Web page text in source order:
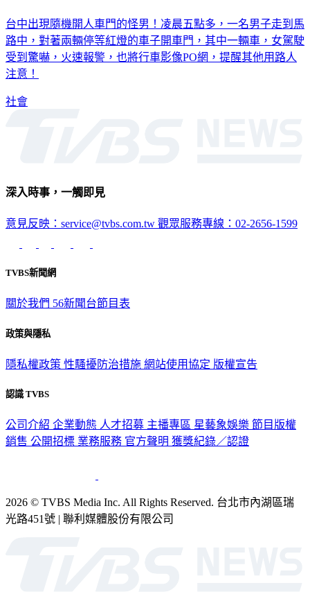
台中出現隨機開人車門的怪男！凌晨五點多，一名男子走到馬
路中，對著兩輛停等紅燈的車子開車門，其中一輛車，女駕駛
受到驚嚇，火速報警，也將行車影像PO網，提醒其他用路人
注意！
社會
深入時事，一觸即見
意見反映：service@tvbs.com.tw 觀眾服務專線：02-2656-1599
TVBS新聞網
關於我們 56新聞台節目表
政策與隱私
隱私權政策 性騷擾防治措施 網站使用協定 版權宣告
認識 TVBS
公司介紹 企業動態 人才招募 主播專區 星藝象娛樂 節目版權
銷售 公開招標 業務服務 官方聲明 獲獎紀錄／認證
2026 © TVBS Media Inc. All Rights Reserved. 台北市內湖區瑞
光路451號 | 聯利媒體股份有限公司